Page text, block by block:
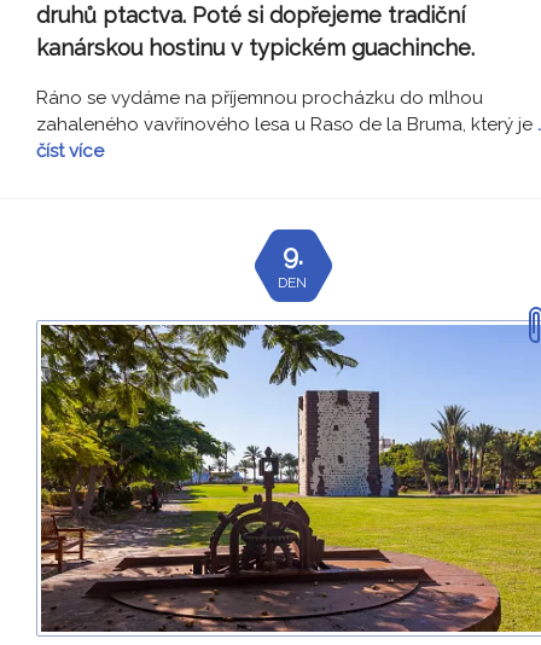
druhů ptactva. Poté si dopřejeme tradiční
kanárskou hostinu v typickém guachinche.
Ráno se vydáme na příjemnou procházku do mlhou
zahaleného vavřínového lesa u Raso de la Bruma, který je
číst více
9.
DEN